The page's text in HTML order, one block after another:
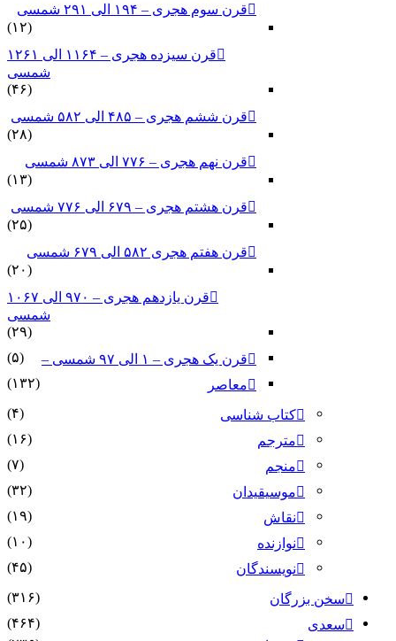
قرن سوم هجری – ۱۹۴ الی ۲۹۱ شمسی
(۱۲)
قرن سیزده هجری – ۱۱۶۴ الی ۱۲۶۱
شمسی
(۴۶)
قرن ششم هجری – ۴۸۵ الی ۵۸۲ شمسی
(۲۸)
قرن نهم هجری – ۷۷۶ الی ۸۷۳ شمسی
(۱۳)
قرن هشتم هجری – ۶۷۹ الی ۷۷۶ شمسی
(۲۵)
قرن هفتم هجری ۵۸۲ الی ۶۷۹ شمسی
(۲۰)
قرن یازدهم هجری – ۹۷۰ الی ۱۰۶۷
شمسی
(۲۹)
قرن یک هجری – ۱ الی ۹۷ شمسی –
(۵)
معاصر
(۱۳۲)
کتاب شناسی
(۴)
مترجم
(۱۶)
منجم
(۷)
موسیقیدان
(۳۲)
نقاش
(۱۹)
نوازنده
(۱۰)
نویسندگان
(۴۵)
سخن بزرگان
(۳۱۶)
سعدی
(۴۶۴)